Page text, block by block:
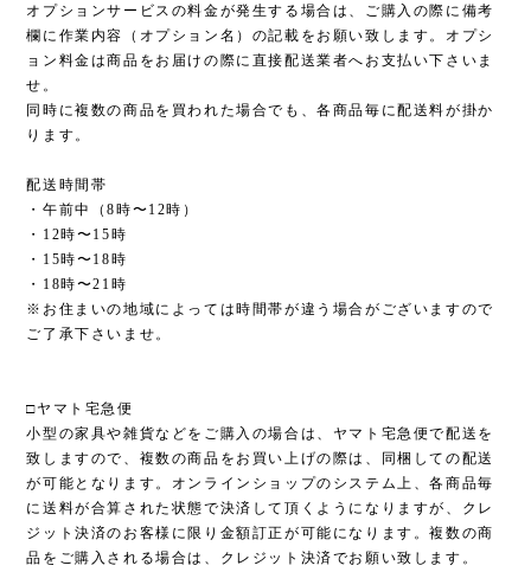
オプションサービスの料金が発生する場合は、ご購入の際に備考
欄に作業内容（オプション名）の記載をお願い致します。オプシ
ョン料金は商品をお届けの際に直接配送業者へお支払い下さいま
せ。
同時に複数の商品を買われた場合でも、各商品毎に配送料が掛か
ります。
配送時間帯
・午前中（8時〜12時）
・12時〜15時
・15時〜18時
・18時〜21時
※お住まいの地域によっては時間帯が違う場合がございますので
ご了承下さいませ。
□ヤマト宅急便
小型の家具や雑貨などをご購入の場合は、ヤマト宅急便で配送を
致しますので、複数の商品をお買い上げの際は、同梱しての配送
が可能となります。オンラインショップのシステム上、各商品毎
に送料が合算された状態で決済して頂くようになりますが、クレ
ジット決済のお客様に限り金額訂正が可能になります。複数の商
品をご購入される場合は、クレジット決済でお願い致します。